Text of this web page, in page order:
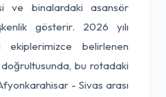
ve binalardaki asansör
gösterir. 2026 yılı
ekiplerimizce belirlenen
bu rotadaki
- Sivas arası